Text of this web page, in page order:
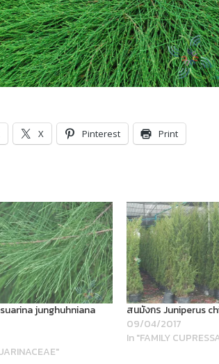
X Pinterest Print
junghuhniana
สนมังกร Juniperus
09/04/2017
In "FAMILY